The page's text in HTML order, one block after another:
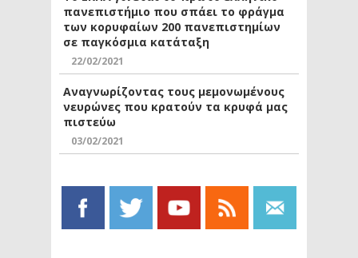
πανεπιστήμιο που σπάει το φράγμα
των κορυφαίων 200 πανεπιστημίων
σε παγκόσμια κατάταξη
22/02/2021
Αναγνωρίζοντας τους μεμονωμένους
νευρώνες που κρατούν τα κρυφά μας
πιστεύω
03/02/2021